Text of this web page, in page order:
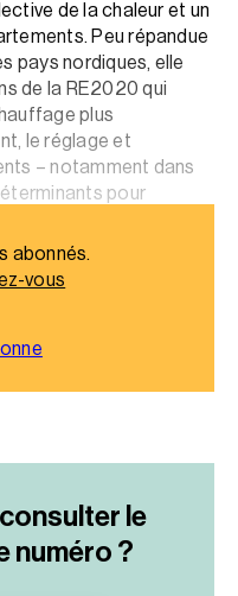
de la chaleur et un
Peu répandue
pays nordiques, elle
de la RE2020 qui
plus
le réglage et
– notamment dans
pour
abonnés.
vous
le
numéro ?